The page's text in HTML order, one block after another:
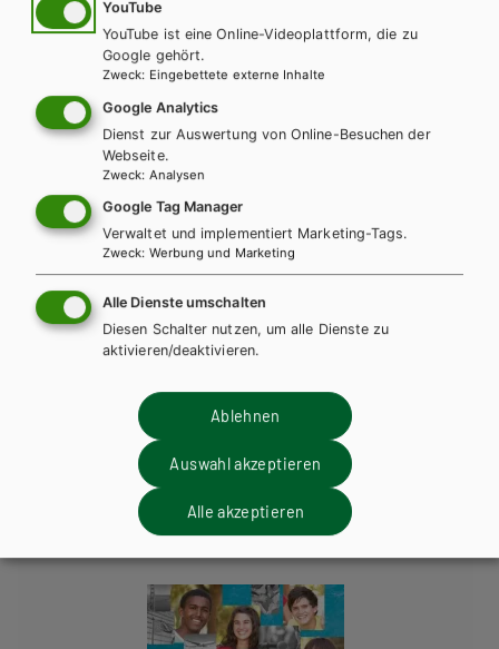
HUM/FS HTL/FS
Best Shots 3 – modular. HTL/HUM inkl.
Audiofiles
Lehrbuch + E-Book
Lehrbuch E-Book Solo
Lehrbuch mit E-BOOK+
Lehrbuch E-BOOK+ Solo
Teacher´s Guide
Revisions
Lehrer/innen-CD
YouTube
YouTube ist eine Online-Videoplattform, die zu
Google gehört.
Zweck: Eingebettete externe Inhalte
Google Analytics
Dienst zur Auswertung von Online-Besuchen der
Webseite.
Zweck: Analysen
Google Tag Manager
Verwaltet und implementiert Marketing-Tags.
Zweck: Werbung und Marketing
Alle Dienste umschalten
Diesen Schalter nutzen, um alle Dienste zu
aktivieren/deaktivieren.
Ablehnen
Auswahl akzeptieren
Alle akzeptieren